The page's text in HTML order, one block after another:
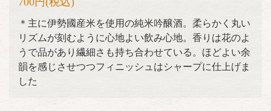
＊主に伊勢國産米を使用の純米吟醸酒。柔らかく丸い
リズムが刻むように心地よい飲み心地。香りは花のよ
うで品があり繊細さも持ち合わせている。ほどよい余
韻を感じさせつつフィニッシュはシャープに仕上げま
した